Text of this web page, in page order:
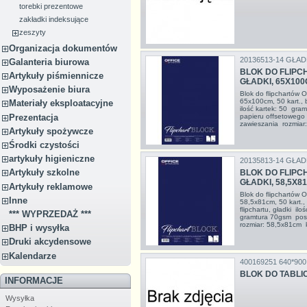
torebki prezentowe
zakładki indeksujące
zeszyty
Organizacja dokumentów
Galanteria biurowa
Artykuły piśmiennicze
Wyposażenie biura
Materiały eksploatacyjne
Prezentacja
Artykuły spożywcze
Środki czystości
artykuły higieniczne
Artykuły szkolne
Artykuły reklamowe
Inne
*** WYPRZEDAŻ ***
BHP i wysyłka
Druki akcydensowe
Kalendarze
INFORMACJE
Wysyłka
20136513-14
BLOK DO
GŁADKI,
Blok do flipchartów
65x100cm, 50 kart.,
ilość kartek: 50
papieru
zawieszania
20135813-14
BLOK DO
GŁADKI,
Blok do flipchartów
58,5x81cm, 50
flipchartu, gładki
gramtura 70gsm
rozmiar: 58,5x81cm
400169251 640*900
BLOK DO